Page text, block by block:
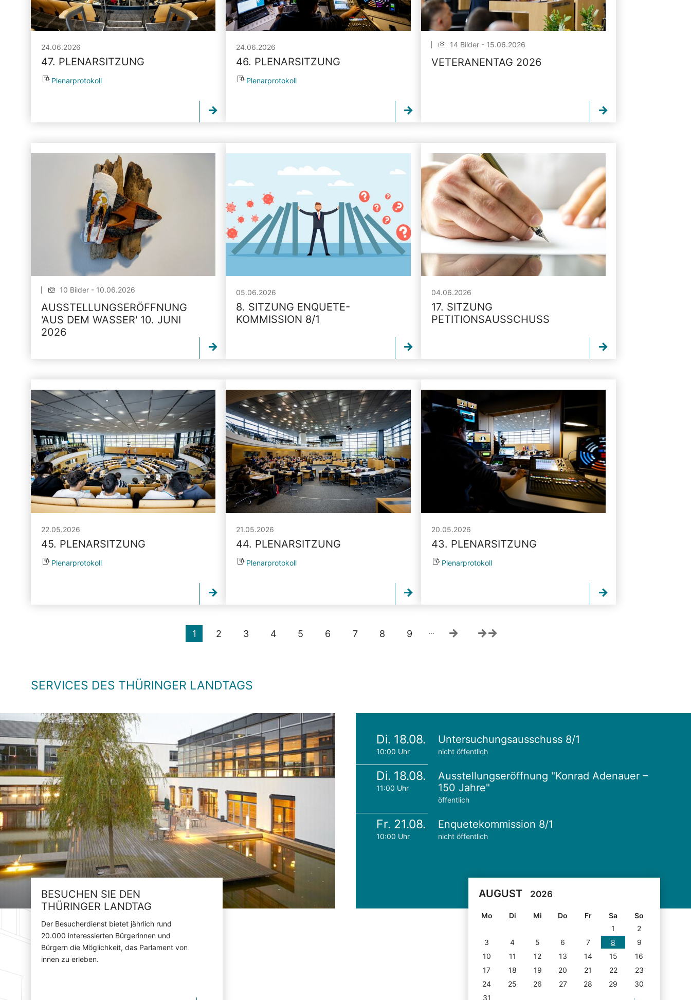
24.06.2026
47. PLENARSITZUNG
Plenarprotokoll
24.06.2026
46. PLENARSITZUNG
Plenarprotokoll
14 Bilder - 15.06.2026
VETERANENTAG 2026
10 Bilder - 10.06.2026
AUSSTELLUNGSERÖFFNUNG
'AUS DEM WASSER' 10. JUNI
2026
05.06.2026
8. SITZUNG ENQUETE-
KOMMISSION 8/1
04.06.2026
17. SITZUNG
PETITIONSAUSSCHUSS
22.05.2026
45. PLENARSITZUNG
Plenarprotokoll
21.05.2026
44. PLENARSITZUNG
Plenarprotokoll
20.05.2026
43. PLENARSITZUNG
Plenarprotokoll
1 2 3 4 5 6 7 8 9 …
SERVICES DES THÜRINGER LANDTAGS
BESUCHEN SIE DEN
THÜRINGER LANDTAG
Der Besucherdienst bietet jährlich rund
20.000 interessierten Bürgerinnen und
Bürgern die Möglichkeit, das Parlament von
innen zu erleben.
Di. 18.08.
10:00 Uhr
Untersuchungsausschuss 8/1
nicht öffentlich
Di. 18.08.
11:00 Uhr
Ausstellungseröffnung "Konrad Adenauer –
150 Jahre"
öffentlich
Fr. 21.08.
10:00 Uhr
Enquetekommission 8/1
nicht öffentlich
AUGUST 2026
Mo Di Mi Do Fr Sa
So
1
2
3
4 5 6 7 8
9
10
11 12 13 14 15
16
17
18 19 20 21 22
23
24
25 26 27 28 29
30
31